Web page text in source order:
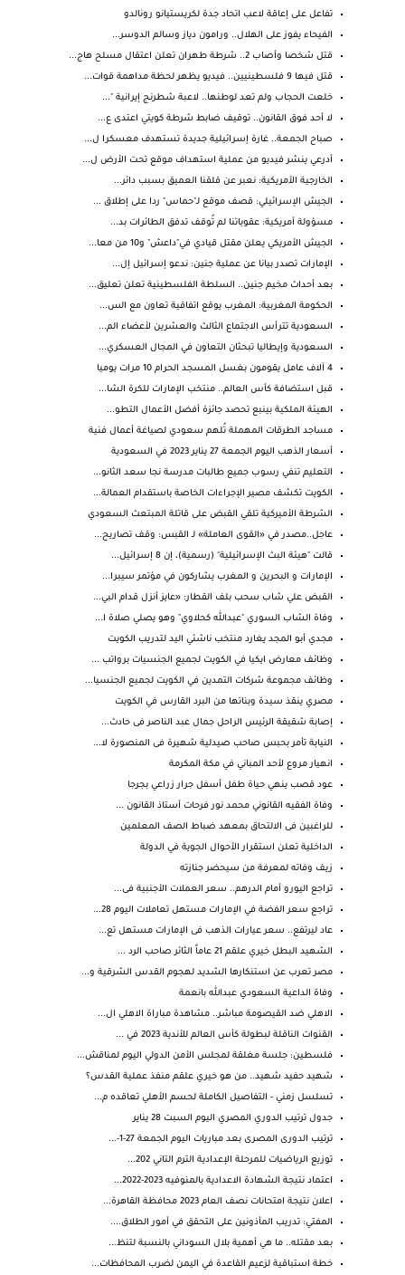
تفاعل على إعاقة لاعب اتحاد جدة لكريستيانو رونالدو
الفيحاء يفوز على الهلال.. ورامون دياز وسالم الدوسر...
قتل شخصا وأصاب 2.. شرطة طهران تعلن اعتقال مسلح هاج...
قتل فيها 9 فلسطينيين.. فيديو يظهر لحظة مداهمة قوات...
خلعت الحجاب ولم تعد لوطنها.. لاعبة شطرنج إيرانية "...
لا أحد فوق القانون.. توقيف ضابط شرطة كويتي اعتدى ع...
صباح الجمعة.. غارة إسرائيلية جديدة تستهدف معسكرا ل...
أدرعي ينشر فيديو من عملية استهداف موقع تحت الأرض ل...
الخارجية الأمريكية: نعبر عن قلقنا العميق بسبب دائر...
الجيش الإسرائيلي: قصف موقع لـ"حماس" ردا على إطلاق ...
مسؤولة أمريكية: عقوباتنا لم تُوقف تدفق الطائرات بد...
الجيش الأمريكي يعلن مقتل قيادي في"داعش" و10 من معا...
الإمارات تصدر بيانا عن عملية جنين: ندعو إسرائيل إل...
بعد أحداث مخيم جنين.. السلطة الفلسطينية تعلن تعليق...
الحكومة المغربية: المغرب يوقع اتفاقية تعاون مع الس...
السعودية تترأس الاجتماع الثالث والعشرين لأعضاء الم...
السعودية وإيطاليا تبحثان التعاون في المجال العسكري...
4 آلاف عامل يقومون بغسل المسجد الحرام 10 مرات يوميا
قبل استضافة كأس العالم.. منتخب الإمارات للكرة الشا...
الهيئة الملكية بينبع تحصد جائزة أفضل الأعمال التطو...
‏مساجد الطرقات المهملة تُلهم سعودي لصياغة أعمال فنية
أسعار الذهب اليوم الجمعة 27 يناير 2023 في السعودية
التعليم تنفي رسوب جميع طالبات مدرسة نجا سعد الثانو...
الكويت تكشف مصير الإجراءات الخاصة باستقدام العمالة...
الشرطة الأميركية تلقي القبض على قاتلة المبتعث السعودي
عاجل..مصدر في «القوى العاملة» لـ القبس: وقف تصاريح...
قالت "هيئة البث الإسرائيلية" (رسمية)، إن 8 إسرائيل...
الإمارات و البحرين و المغرب يشاركون في مؤتمر سيبرا...
القبض علي شاب سحب بلف القطار: «عايز أنزل قدام البي...
وفاة الشاب السوري "عبدالله كحلاوي" وهو يصلي صلاة ا...
مجدي أبو المجد يغارد منتخب ناشئي اليد لتدريب الكويت
وظائف معارض ايكيا في الكويت لجميع الجنسيات برواتب ...
وظائف مجموعة شركات التمدين في الكويت لجميع الجنسيا...
مصري ينقذ سيدة وبناتها من البرد القارس في الكويت
إصابة شقيقة الرئيس الراحل جمال عبد الناصر فى حادث...
النيابة تأمر بحبس صاحب صيدلية شهيرة فى المنصورة لا...
انهيار مروع لأحد المباني في مكة المكرمة
عود قصب ينهي حياة طفل أسفل جرار زراعي بجرجا
وفاة الفقيه القانوني محمد نور فرحات أستاذ القانون ...
للراغبين فى الالتحاق بمعهد ضباط الصف المعلمين
الداخلية تعلن استقرار الأحوال الجوية في الدولة
زيف وفاته لمعرفة من سيحضر جنازته
تراجع اليورو أمام الدرهم.. سعر العملات الأجنبية فى...
تراجع سعر الفضة في الإمارات مستهل تعاملات اليوم 28...
عاد ليرتفع.. سعر عيارات الذهب فى الإمارات مستهل تع...
‏الشهيد البطل خيري علقم 21 عاماً الثائر صاحب الرد ...
مصر تعرب عن استنكارها الشديد لهجوم القدس الشرقية و...
وفاة الداعية السعودي عبدالله بانعمة
الاهلي ضد القيصومة مباشر.. مشاهدة مباراة الاهلي ال...
القنوات الناقلة لبطولة كأس العالم للأندية 2023 في ...
فلسطين: جلسة مغلقة لمجلس الأمن الدولي اليوم لمناقش...
شهيد حفيد شهيد.. من هو خيري علقم منفذ عملية القدس؟
تسلسل زمني - التفاصيل الكاملة لحسم الأهلي تعاقده م...
جدول ترتيب الدوري المصري اليوم السبت 28 يناير
ترتيب الدورى المصرى بعد مباريات اليوم الجمعة 27-1-...
توزيع الرياضيات للمرحلة الإعدادية الترم التاني 202...
اعتماد نتيجة الشهادة الاعدادية بالمنوفيه 2023-2022...
اعلان نتيجة امتحانات نصف العام 2023 محافظة القاهرة...
المفتي: تدريب المأذونين على التحقق في أمور الطلاق....
بعد مقتله.. ما هي أهمية بلال السوداني بالنسبة لتنظ...
خطة استباقية لزعيم القاعدة في اليمن لضرب المحافظات...